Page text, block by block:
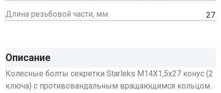
Длина резьбовой части, мм 27
Описание
Колесные болты секретки Starleks M14X1,5х27 конус (2
ключа) с противовандальным вращающимся кольцом.